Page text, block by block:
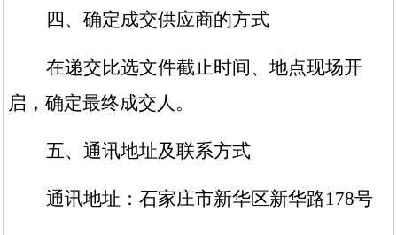
四、 确定成交供应商的方式
在递交比选文件截止时间、地点现场开
启，确定最终成交人。
五、 通讯地址及联系方式
通讯地址：石家庄市新华区新华路178号